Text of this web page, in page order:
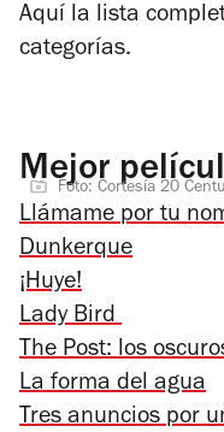
Aquí la lista
categorías.
Mejor
Foto: Cortesía 20
Llámame por tu
Dunkerque
¡Huye!
Lady Bird
The Post: los
La forma del agua
Tres anuncios por